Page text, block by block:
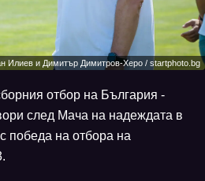
Илиев и Димитър Димитров-Херо / startphoto.bg
отбор на България -
след Мача на надеждата в
победа на отбора на